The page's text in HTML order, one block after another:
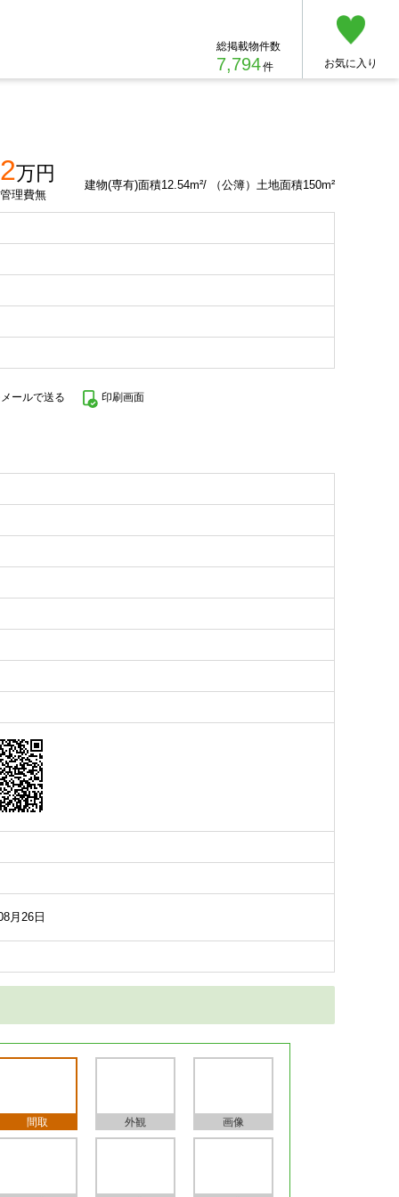
総掲載物件数
7,794件 お気に入り
2万円
管理費無
建物(専有)面積12.54m²/ （公簿）土地面積150m²
ールで送る 印刷画面
月26日
間取 外観 画像